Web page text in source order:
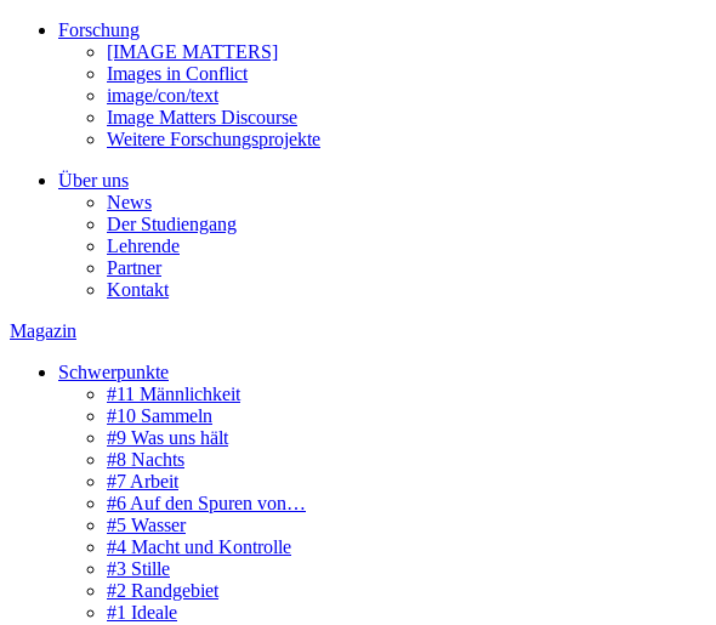
Forschung
[IMAGE MATTERS]
Images in Conflict
image/con/text
Image Matters Discourse
Weitere Forschungsprojekte
Über uns
News
Der Studiengang
Lehrende
Partner
Kontakt
Magazin
Schwerpunkte
#11 Männlichkeit
#10 Sammeln
#9 Was uns hält
#8 Nachts
#7 Arbeit
#6 Auf den Spuren von…
#5 Wasser
#4 Macht und Kontrolle
#3 Stille
#2 Randgebiet
#1 Ideale